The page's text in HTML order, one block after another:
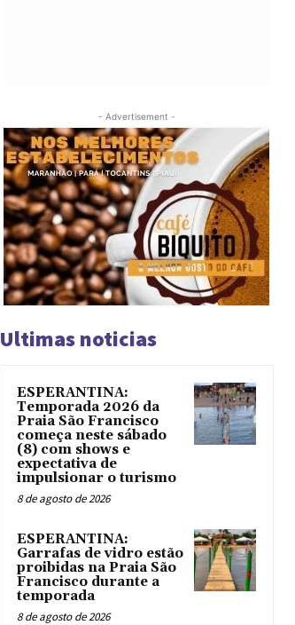
- Advertisement -
Ultimas noticias
ESPERANTINA:
Temporada 2026 da
Praia São Francisco
começa neste sábado
(8) com shows e
expectativa de
impulsionar o turismo
8 de agosto de 2026
ESPERANTINA:
Garrafas de vidro estão
proibidas na Praia São
Francisco durante a
temporada
8 de agosto de 2026